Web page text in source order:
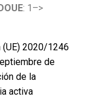
: 1–>
(UE) 2020/1246
de
de la
activa